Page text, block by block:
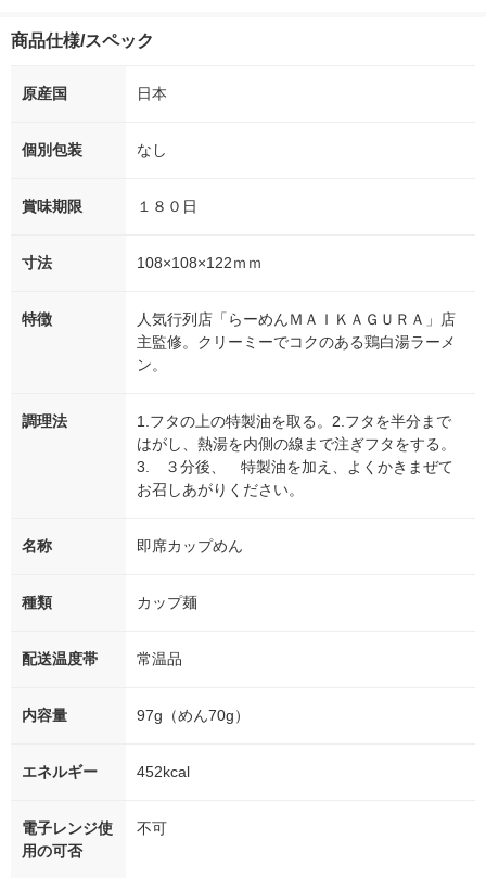
商品仕様/スペック
原産国 日本
個別包装 なし
賞味期限 １８０日
寸法 108×108×122ｍｍ
特徴
人気行列店「らーめんＭＡＩＫＡＧＵＲＡ」店
主監修。クリーミーでコクのある鶏白湯ラーメ
ン。
調理法
1.フタの上の特製油を取る。2.フタを半分まで
はがし、熱湯を内側の線まで注ぎフタをする。
3. ３分後、 特製油を加え、よくかきまぜて
お召しあがりください。
名称 即席カップめん
種類 カップ麺
配送温度帯 常温品
内容量 97g（めん70g）
エネルギー 452kcal
電子レンジ使
用の可否
不可